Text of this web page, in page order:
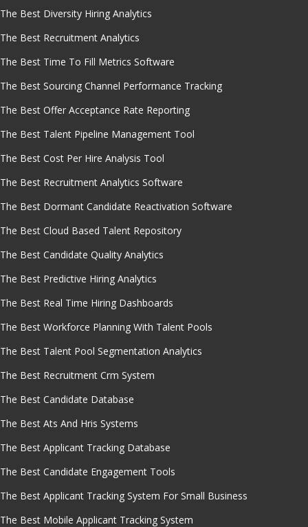
The Best Diversity Hiring Analytics
The Best Recruitment Analytics
The Best Time To Fill Metrics Software
The Best Sourcing Channel Performance Tracking
The Best Offer Acceptance Rate Reporting
The Best Talent Pipeline Management Tool
The Best Cost Per Hire Analysis Tool
The Best Recruitment Analytics Software
The Best Dormant Candidate Reactivation Software
The Best Cloud Based Talent Repository
The Best Candidate Quality Analytics
The Best Predictive Hiring Analytics
The Best Real Time Hiring Dashboards
The Best Workforce Planning With Talent Pools
The Best Talent Pool Segmentation Analytics
The Best Recruitment Crm System
The Best Candidate Database
The Best Ats And Hris Systems
The Best Applicant Tracking Database
The Best Candidate Engagement Tools
The Best Applicant Tracking System For Small Business
The Best Mobile Applicant Tracking System